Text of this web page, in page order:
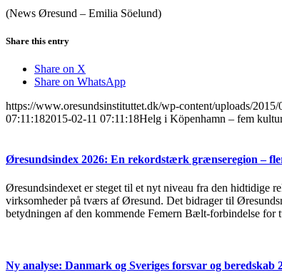
(News Øresund – Emilia Söelund)
Share this entry
Share on X
Share on WhatsApp
https://www.oresundsinstituttet.dk/wp-content/uploads/
07:11:182015-02-11 07:11:18Helg i Köpenhamn – fem
Øresundsindex 2026: En rekordstærk grænseregion –
Øresundsindexet er steget til et nyt niveau fra den hidtidige
virksomheder på tværs af Øresund. Det bidrager til
betydningen af den kommende Femern Bælt-forbindelse for
Ny analyse: Danmark og Sveriges forsvar og beredskab